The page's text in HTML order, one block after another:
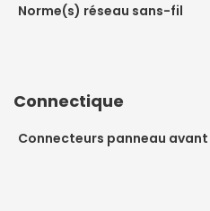
Norme(s) réseau sans-fil
Connectique
Connecteurs panneau avant